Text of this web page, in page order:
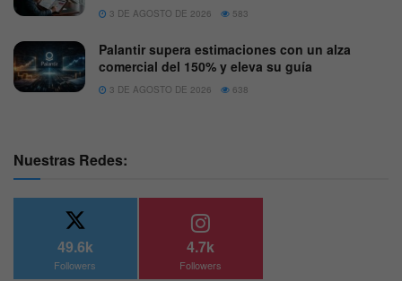
3 DE AGOSTO DE 2026 583
Palantir supera estimaciones con un alza
comercial del 150% y eleva su guía
3 DE AGOSTO DE 2026 638
Nuestras Redes:
49.6k
Followers
4.7k
Followers